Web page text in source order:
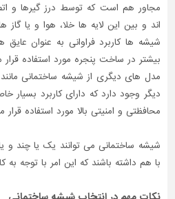
مجاور هم است که توسط درز گیرها و
اند و بین این لایه ها خلا، هوا و یا
شیشه ها کاربرد فراوانی به عنوان
بیشتر در ساخت پنجره مورد استفاده قرار
مدل های دیگری از شیشه ساختمانی
دیگر وجود دارد که دارای کاربرد
محافظتی و امنیتی بالا مورد استفاده قرار
شیشه ساختمانی می توانند یک یا چند و
با هم داشته باشند که این امر با توجه